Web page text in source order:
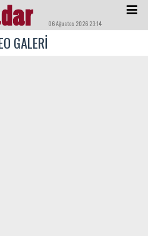
06 Ağustos 2026 23:14
GALERİ